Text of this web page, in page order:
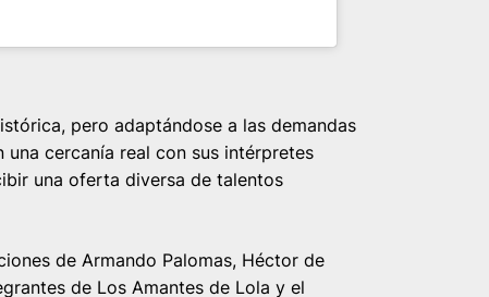
pero adaptándose a las demandas
cercanía real con sus intérpretes
una oferta diversa de talentos
de Armando Palomas, Héctor de
de Los Amantes de Lola y el